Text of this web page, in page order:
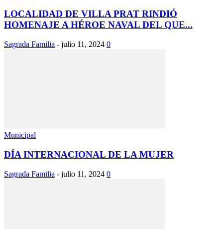
LOCALIDAD DE VILLA PRAT RINDIÓ
HOMENAJE A HÉROE NAVAL DEL QUE...
Sagrada Familia - julio 11, 2024 0
Municipal
DÍA INTERNACIONAL DE LA MUJER
Sagrada Familia - julio 11, 2024 0